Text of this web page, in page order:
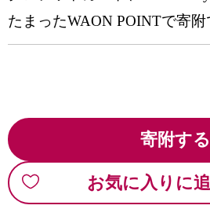
たまったWAON POINTで寄附
寄附する
お気に入りに